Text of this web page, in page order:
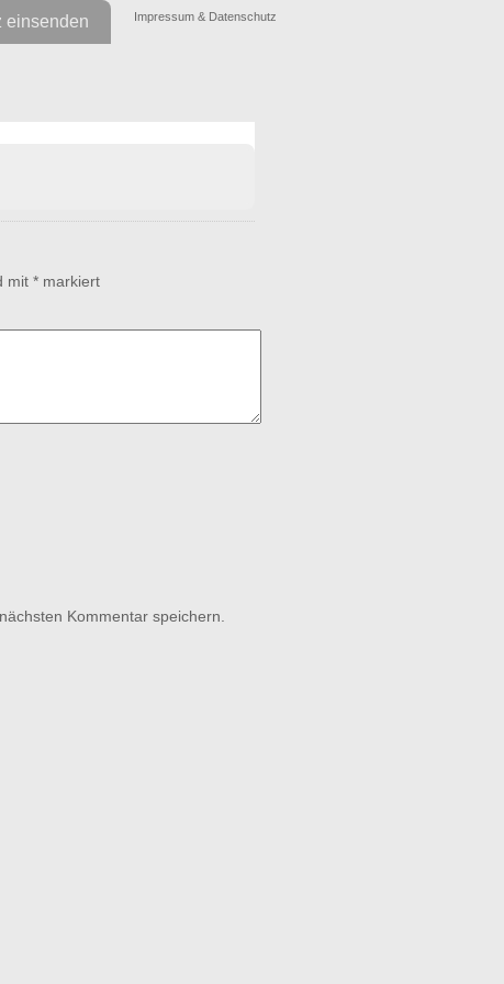
Impressum & Datenschutz
einsenden
mit * markiert
Kommentar speichern.